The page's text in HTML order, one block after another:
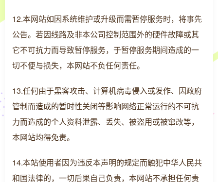
12.本网站如因系统维护或升级而需暂停服务时，将事先
公告。若因线路及非本公司控制范围外的硬件故障或其
它不可抗力而导致暂停服务，于暂停服务期间造成的一
切不便与损失，本网站不负任何责任。
13.任何由于黑客攻击、计算机病毒侵入或发作、因政府
管制而造成的暂时性关闭等影响网络正常运行的不可抗
力而造成的个人资料泄露、丢失、被盗用或被窜改等，
本网站均得免责。
14.本站使用者因为违反本声明的规定而触犯中华人民共
和国法律的，一切后果自己负责，本网站不承担任何责